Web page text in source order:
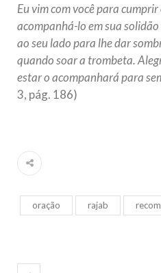
Eu vim com você para
acompanhá-lo em sua
ao seu lado para lhe dar
quando soar a trombeta.
estar o acompanhará para
3, pág. 186)
oração rajab